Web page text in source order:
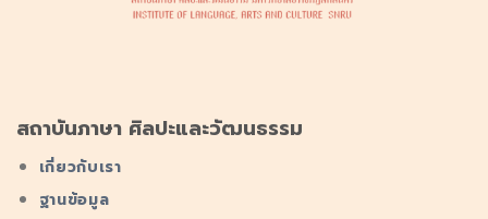
สถาบันภาษา ศิลปะและวัฒนธรรม
เกี่ยวกับเรา
ฐานข้อมูล